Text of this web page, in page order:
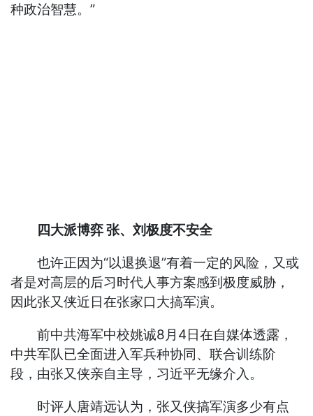
种政治智慧。”
四大派博弈 张、刘极度不安全
也许正因为“以退换退”有着一定的风险，又或
者是对高层的后习时代人事方案感到极度威胁，
因此张又侠近日在张家口大搞军演。
前中共海军中校姚诚8月4日在自媒体透露，
中共军队已全面进入军兵种协同、联合训练阶
段，由张又侠亲自主导，习近平无缘介入。
时评人唐靖远认为，张又侠搞军演多少有点